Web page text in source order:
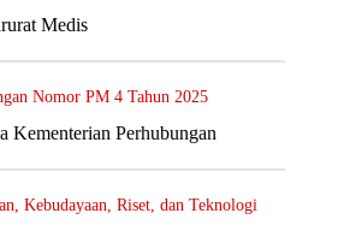
Medis
Nomor PM 4 Tahun 2025
Kementerian Perhubungan
Kebudayaan, Riset, dan Teknologi